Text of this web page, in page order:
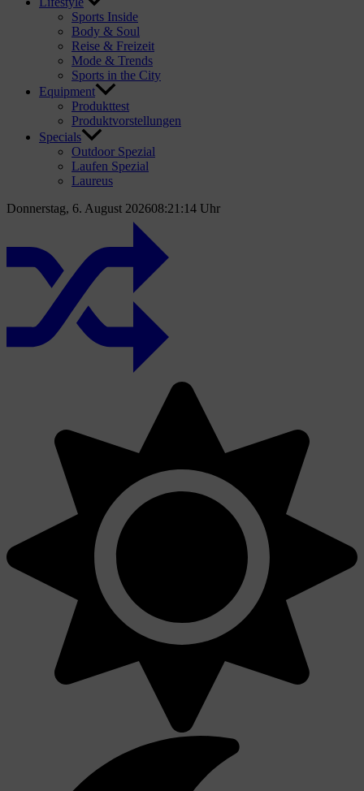
Sports Inside
Body & Soul
Reise & Freizeit
Mode & Trends
Sports in the City
Equipment
Produkttest
Produktvorstellungen
Specials
Outdoor Spezial
Laufen Spezial
Laureus
Donnerstag, 6. August 202608:21:15 Uhr